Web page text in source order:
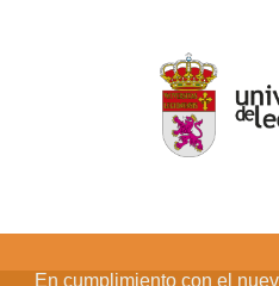
En cumplimiento con el